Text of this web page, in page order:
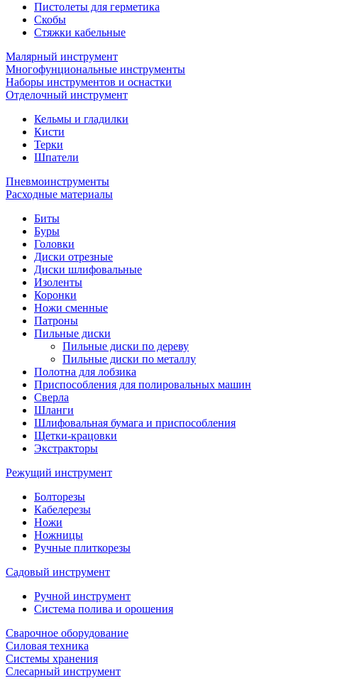
Пистолеты для герметика
Скобы
Стяжки кабельные
Малярный инструмент
Многофунциональные инструменты
Наборы инструментов и оснастки
Отделочный инструмент
Кельмы и гладилки
Кисти
Терки
Шпатели
Пневмоинструменты
Расходные материалы
Биты
Буры
Головки
Диски отрезные
Диски шлифовальные
Изоленты
Коронки
Ножи сменные
Патроны
Пильные диски
Пильные диски по дереву
Пильные диски по металлу
Полотна для лобзика
Приспособления для полировальных машин
Сверла
Шланги
Шлифовальная бумага и приспособления
Щетки-крацовки
Экстракторы
Режущий инструмент
Болторезы
Кабелерезы
Ножи
Ножницы
Ручные плиткорезы
Садовый инструмент
Ручной инструмент
Система полива и орошения
Сварочное оборудование
Силовая техника
Системы хранения
Слесарный инструмент